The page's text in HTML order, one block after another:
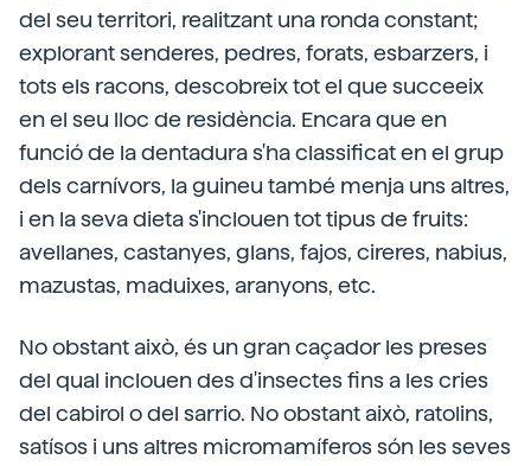
del seu territori, realitzant una ronda constant;
explorant senderes, pedres, forats, esbarzers, i
tots els racons, descobreix tot el que succeeix
en el seu lloc de residència. Encara que en
funció de la dentadura s'ha classificat en el grup
dels carnívors, la guineu també menja uns altres,
i en la seva dieta s'inclouen tot tipus de fruits:
avellanes, castanyes, glans, fajos, cireres, nabius,
mazustas, maduixes, aranyons, etc.
No obstant això, és un gran caçador les preses
del qual inclouen des d'insectes fins a les cries
del cabirol o del sarrio. No obstant això, ratolins,
satísos i uns altres micromamíferos són les seves